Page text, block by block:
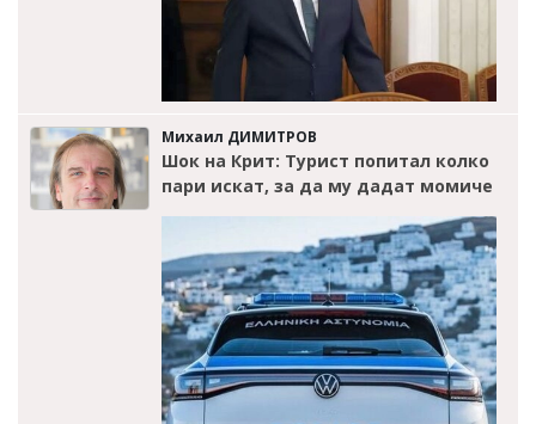
Михаил ДИМИТРОВ
Шок на Крит: Турист попитал колко
пари искат, за да му дадат момиче